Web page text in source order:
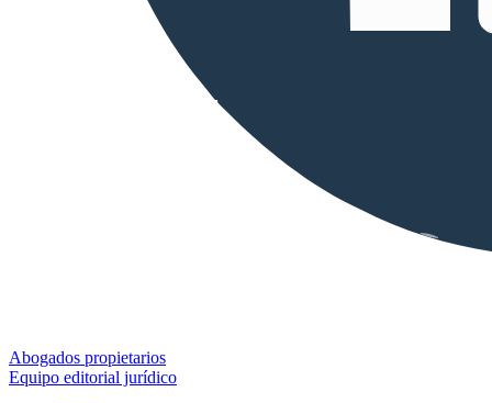
Abogados propietarios
Equipo editorial jurídico